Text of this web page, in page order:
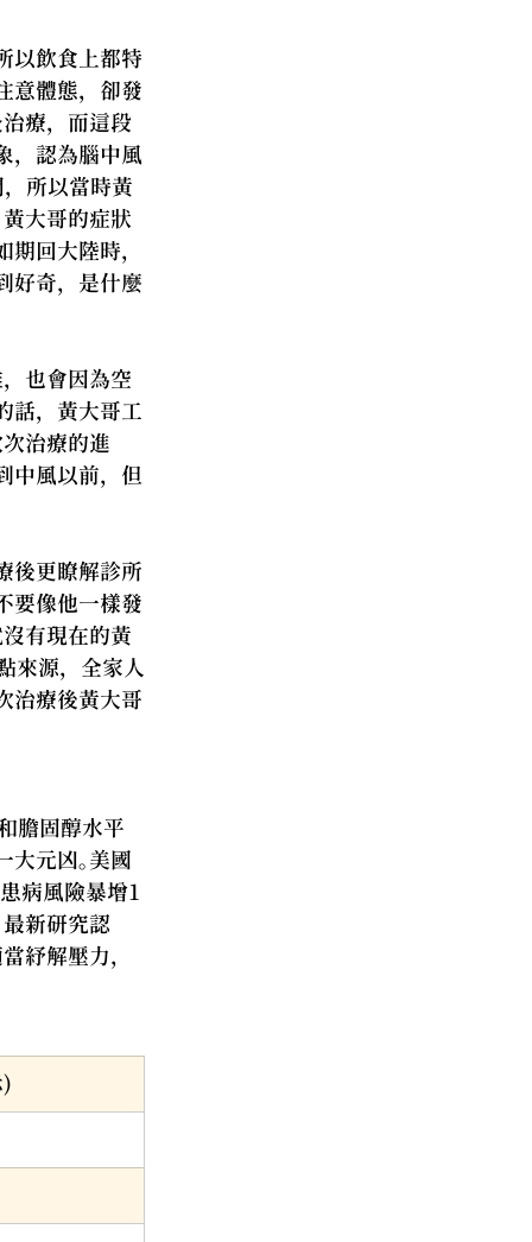
以飲食上都特
意體態，卻發
療，而這段
，認為腦中風
所以當時黃
大哥的症狀
回大陸時，
好奇，是什麼
也會因為空
話，黃大哥工
治療的進
中風以前，但
後更瞭解診所
要像他一樣發
有現在的黃
來源，全家人
治療後黃大哥
膽固醇水平
大元凶。美國
病風險暴增1
最新研究認
紓解壓力，
)